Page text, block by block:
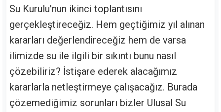
Su Kurulu'nun ikinci toplantısını
gerçekleştireceğiz. Hem geçtiğimiz yıl alınan
kararları değerlendireceğiz hem de varsa
ilimizde su ile ilgili bir sıkıntı bunu nasıl
çözebiliriz? İstişare ederek alacağımız
kararlarla netleştirmeye çalışacağız. Burada
çözemediğimiz sorunları bizler Ulusal Su